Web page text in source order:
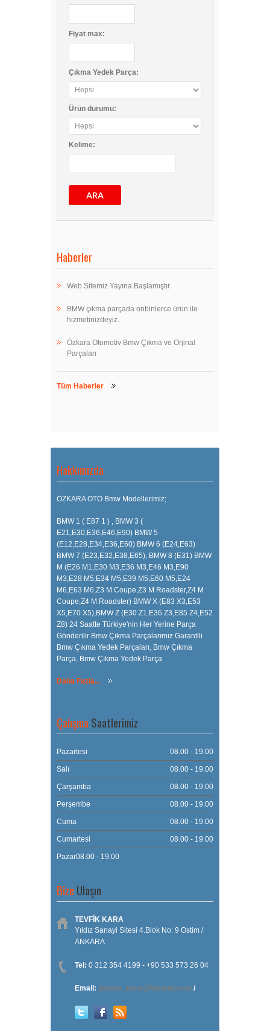
Fiyat max:
Çıkma Yedek Parça:
Ürün durumu:
Kelime:
ARA
Haberler
Web Sitemiz Yayına Başlamıştır
BMW çıkma parçada onbinlerce ürün ile
hizmetinizdeyiz.
Özkara Otomotiv Bmw Çıkma ve Orjinal
Parçaları
Tüm Haberler
Hakkımızda
ÖZKARA OTO Bmw Modellerimiz;
BMW 1 ( E87 1 ) , BMW 3 (
E21,E30,E36,E46,E90) BMW 5
(E12,E28,E34,E36,E60) BMW 6 (E24,E63)
BMW 7 (E23,E32,E38,E65), BMW 8 (E31) BMW
M (E26 M1,E30 M3,E36 M3,E46 M3,E90
M3,E28 M5,E34 M5,E39 M5,E60 M5,E24
M6,E63 M6,Z3 M Coupe,Z3 M Roadster,Z4 M
Coupe,Z4 M Roadster) BMW X (E83 X3,E53
X5,E70 X5),BMW Z (E30 Z1,E36 Z3,E85 Z4,E52
Z8) 24 Saatte Türkiye'nin Her Yerine Parça
Gönderilir Bmw Çıkma Parçalarımız Garantili
Bmw Çıkma Yedek Parçaları, Bmw Çıkma
Parça, Bmw Çıkma Yedek Parça
Daha Fazla...
Çalışma Saatlerimiz
Pazartesi 08.00 - 19.00
Salı 08.00 - 19.00
Çarşamba 08.00 - 19.00
Perşembe 08.00 - 19.00
Cuma 08.00 - 19.00
Cumartesi 08.00 - 19.00
Pazar08.00 - 19.00
Bize Ulaşın
TEVFİK KARA
Yıldız Sanayi Sitesi 4.Blok No: 9 Ostim /
ANKARA
Tel: 0 312 354 4199 - +90 533 573 26 04
Email: ozkara_bmw@hotmail.com /